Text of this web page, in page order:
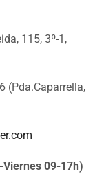
115, 3º-1,
(Pda.Caparrella,
Viernes 09-17h)